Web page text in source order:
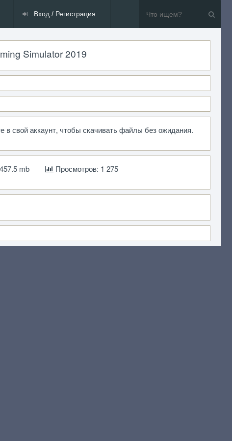
Вход / Регистрация
Simulator 2019
в свой аккаунт, чтобы скачивать файлы без ожидания.
mb Просмотров: 1 275